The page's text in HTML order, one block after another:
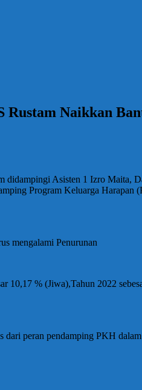
Naikkan
Asisten 1 Izro Maita,
Program Keluarga
mengalami Penurunan
10,17 % (Jiwa),Tahun 2022
peran pendamping PKH